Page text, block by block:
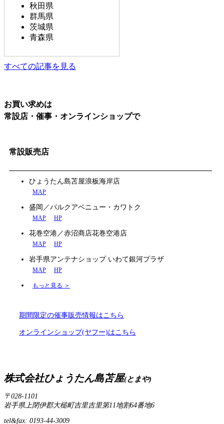
秋田県
群馬県
茨城県
青森県
すべての記事を見る
お買い求めは
常設店・催事・オンラインショップで
常設販売店
ひょうたん島苫屋浪板海岸店
MAP
盛岡／パルクアベニュー・カワトク
MAP HP
花巻空港／赤沼商店花巻空港店
MAP HP
岩手県アンテナショップ いわて銀河プラザ
MAP HP
もっと見る ＞
期間限定の催事販売情報はこちら
オンラインショップ(ヤフー)はこちら
株式会社ひょうたん島苫屋(とまや)
〒028-1101
岩手県上閉伊郡大槌町吉里吉里第11地割64番地6
tel&fax: 0193-44-3009